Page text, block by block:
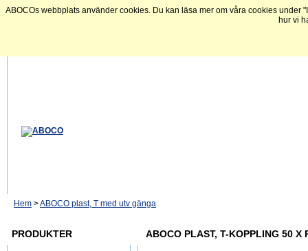
ABOCOs webbplats använder cookies. Du kan läsa mer om våra cookies
hur vi
Hem >ABOCO plast, T med utv gänga
PRODUKTER ABOCO PLAST, T-KOPPLING 50 X